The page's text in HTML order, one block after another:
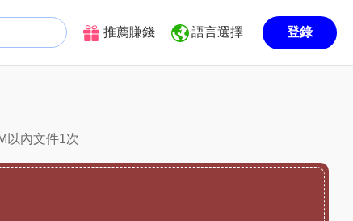
推薦賺錢 語言選擇 登錄
以內文件1次